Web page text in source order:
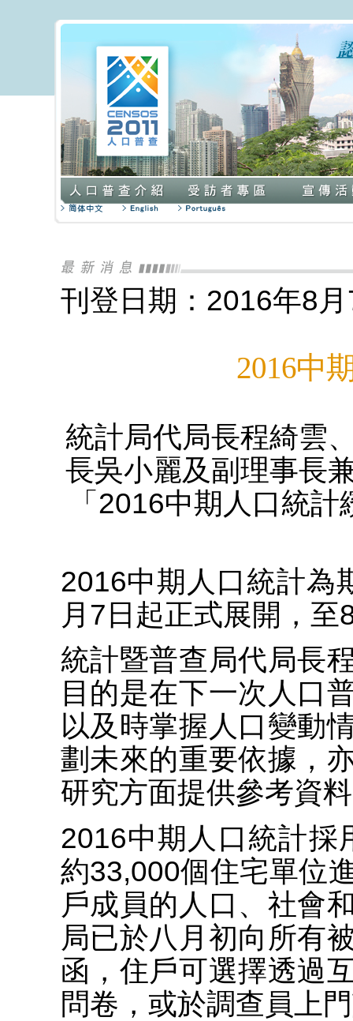
刊登日期：2016年8
2016中
統計局代局長程綺雲
長吳小麗及副理事長
「2016中期人口統
2016中期人口統計為
月7日起正式展開，至
統計暨普查局代局長
目的是在下一次人口
以及時掌握人口變動
劃未來的重要依據，
研究方面提供參考資
2016中期人口統計採
約33,000個住宅單位
戶成員的人口、社會
局已於八月初向所有
函，住戶可選擇透過
問卷，或於調查員上